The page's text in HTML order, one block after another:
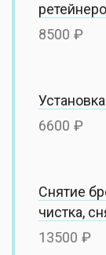
8500
6600
Снятие
чистка,
13500